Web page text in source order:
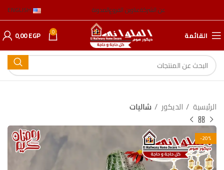
عن الشركةعناوين الفروعالمدونة ENGLISH
القائمة 0
0,00EGP
الرئيسية الدیكور شالیات
-20%